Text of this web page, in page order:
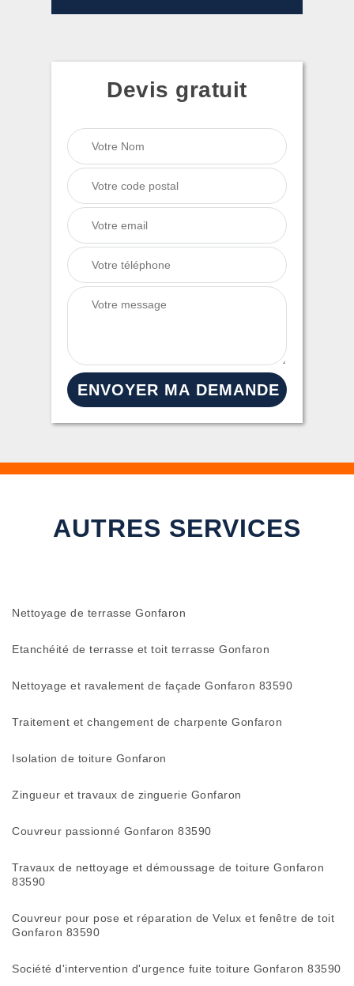
Devis gratuit
AUTRES SERVICES
Nettoyage de terrasse Gonfaron
Etanchéité de terrasse et toit terrasse Gonfaron
Nettoyage et ravalement de façade Gonfaron 83590
Traitement et changement de charpente Gonfaron
Isolation de toiture Gonfaron
Zingueur et travaux de zinguerie Gonfaron
Couvreur passionné Gonfaron 83590
Travaux de nettoyage et démoussage de toiture Gonfaron
83590
Couvreur pour pose et réparation de Velux et fenêtre de toit
Gonfaron 83590
Société d'intervention d'urgence fuite toiture Gonfaron 83590